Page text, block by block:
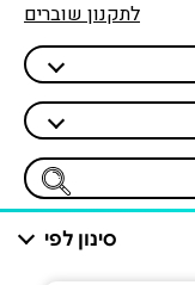
לתקנון שוברים
סינון לפי